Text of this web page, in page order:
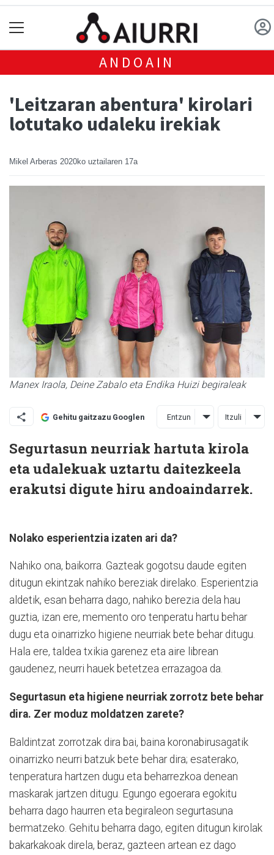
ANDOAIN
'Leitzaran abentura' kirolari
lotutako udaleku irekiak
Mikel Arberas 2020ko uztailaren 17a
Manex Iraola, Deine Zabalo eta Endika Huizi begiraleak
Gehitu gaitzazu Googlen Entzun Itzuli
Segurtasun neurriak hartuta kirola
eta udalekuak uztartu daitezkeela
erakutsi digute hiru andoaindarrek.
Nolako esperientzia izaten ari da?
Nahiko ona, baikorra. Gazteak gogotsu daude egiten
ditugun ekintzak nahiko bereziak direlako. Esperientzia
aldetik, esan beharra dago, nahiko berezia dela hau
guztia, izan ere, memento oro tenperatu hartu behar
dugu eta oinarrizko higiene neurriak bete behar ditugu.
Hala ere, taldea txikia garenez eta aire librean
gaudenez, neurri hauek betetzea errazagoa da.
Segurtasun eta higiene neurriak zorrotz bete behar
dira. Zer moduz moldatzen zarete?
Baldintzat zorrotzak dira bai, baina koronabirusagatik
oinarrizko neurri batzuk bete behar dira; esaterako,
tenperatura hartzen dugu eta beharrezkoa denean
maskarak jartzen ditugu. Egungo egoerara egokitu
beharra dago haurren eta begiraleon segurtasuna
bermatzeko. Gehitu beharra dago, egiten ditugun kirolak
bakarkakoak direla, beraz, gazteen artean ez dago